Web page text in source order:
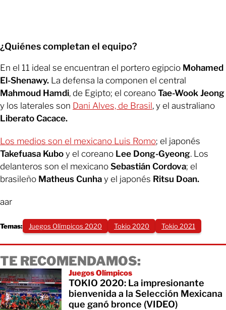
¿Quiénes completan el equipo?
En el 11 ideal se encuentran el portero egipcio Mohamed
El-Shenawy. La defensa la componen el central
Mahmoud Hamdi, de Egipto; el coreano Tae-Wook Jeong
y los laterales son Dani Alves, de Brasil, y el australiano
Liberato Cacace.
Los medios son el mexicano Luis Romo; el japonés
Takefuasa Kubo y el coreano Lee Dong-Gyeong. Los
delanteros son el mexicano Sebastián Cordova; el
brasileño Matheus Cunha y el japonés Ritsu Doan.
aar
Temas: Juegos Olímpicos 2020 Tokio 2020 Tokio 2021
TE RECOMENDAMOS:
Juegos Olímpicos
TOKIO 2020: La impresionante
bienvenida a la Selección Mexicana
que ganó bronce (VIDEO)